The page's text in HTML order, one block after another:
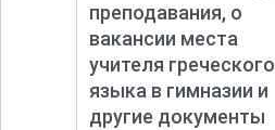
преподавания, о
вакансии места
учителя греческого
языка в гимназии и
другие документы